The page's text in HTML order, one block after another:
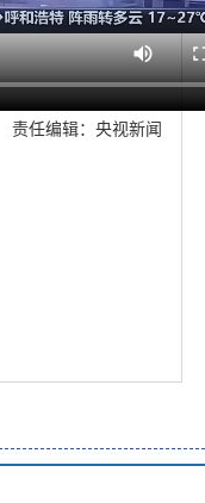
责任编辑：央视新闻